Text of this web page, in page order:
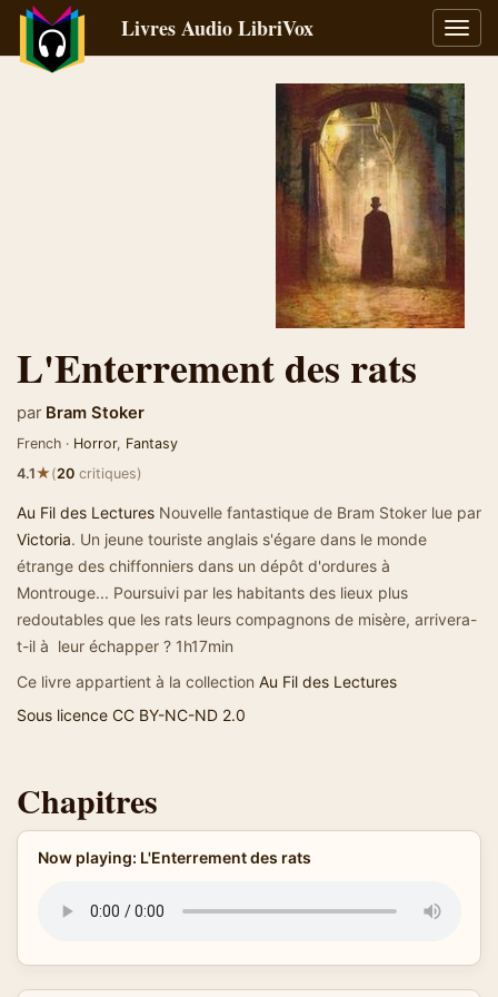
la
Livres Audio LibriVox
L'Enterrement des rats
par Bram Stoker
French · Horror, Fantasy
4.1★(20 critiques)
Au Fil des Lectures Nouvelle fantastique de Bram Stoker lue par
Victoria. Un jeune touriste anglais s'égare dans le monde
étrange des chiffonniers dans un dépôt d'ordures à
Montrouge... Poursuivi par les habitants des lieux plus
redoutables que les rats leurs compagnons de misère, arrivera-
t-il à leur échapper ? 1h17min
Ce livre appartient à la collection Au Fil des Lectures
Sous licence CC BY-NC-ND 2.0
Chapitres
Now playing: L'Enterrement des rats